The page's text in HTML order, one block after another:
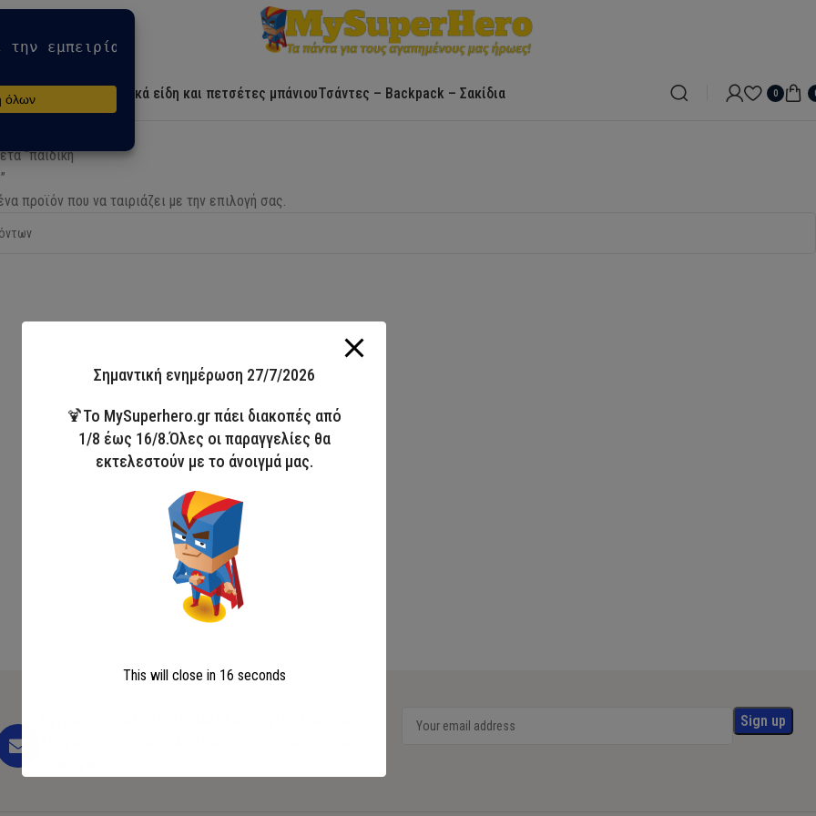
Λευκά είδη και πετσέτες μπάνιουΤσάντες – Backpack – Σακίδια 0
“παιδική
προϊόν που να ταιριάζει με την επιλογή σας.
Σημαντική ενημέρωση 27/7/2026
🍹Το MySuperhero.gr πάει διακοπές από
1/8 έως 16/8.Όλες οι παραγγελίες θα
εκτελεστούν με το άνοιγμά μας.
This will close in 16 seconds